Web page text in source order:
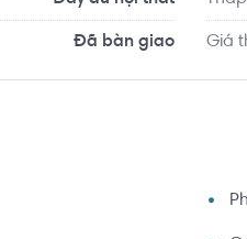
Đã bàn giao Giá